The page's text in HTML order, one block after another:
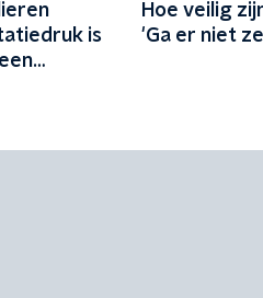
is
Hoe veilig
'Ga er niet